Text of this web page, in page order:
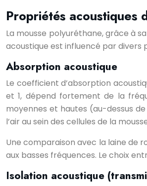
Propriétés acoustiques
La mousse polyuréthane, grâce à
acoustique est influencé par divers
Absorption acoustique
Le coefficient d’absorption
et 1, dépend fortement de la
moyennes et hautes (au-dessus
l’air au sein des cellules de la
Une comparaison avec la laine de
aux basses fréquences. Le choix
Isolation acoustique